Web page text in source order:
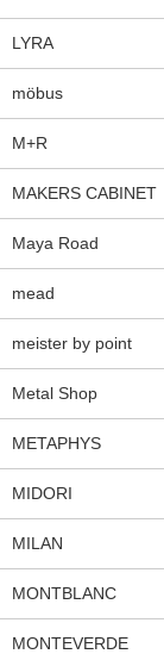
LYRA
möbus
M+R
MAKERS CABINET
Maya Road
mead
meister by point
Metal Shop
METAPHYS
MIDORI
MILAN
MONTBLANC
MONTEVERDE